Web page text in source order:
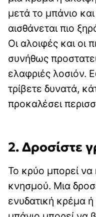
μετά το μπάνιο
αισθάνεται πιο
Οι αλοιφές και οι
συνήθως
ελαφριές λοσιόν.
τρίβετε δυνατά,
προκαλέσει
2. Δροσίστε
Το κρύο μπορεί να
κνησμού. Μια
ενυδατική κρέμα